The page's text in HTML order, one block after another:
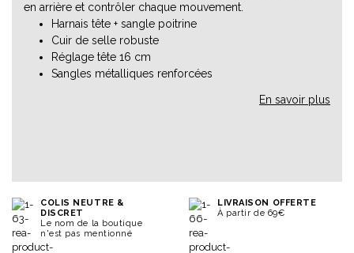
en arrière et contrôler chaque mouvement.
Harnais tête + sangle poitrine
Cuir de selle robuste
Réglage tête 16 cm
Sangles métalliques renforcées
En savoir plus
COLIS NEUTRE &
DISCRET
Le nom de la boutique
n'est pas mentionné
LIVRAISON OFFERTE
À partir de 69€